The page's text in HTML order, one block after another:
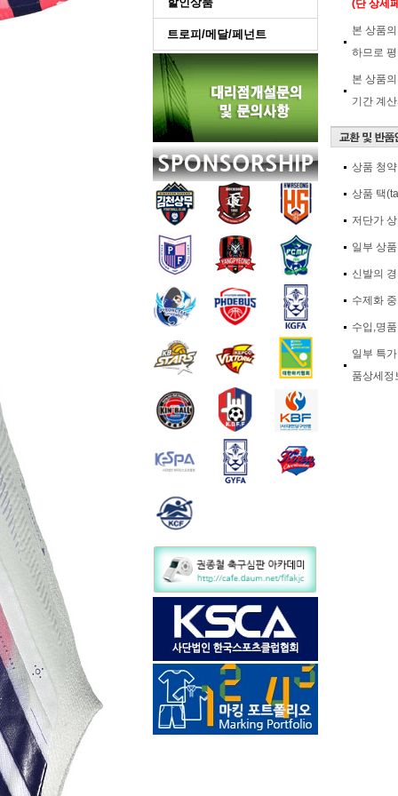
트로피/메달/페넌트
(단 상세
본 상품
하므로
본 상품
기간 계
상품 청
상품 택
저단가
일부 상
신발의
수제화
수입,명
일부 특
품상세정